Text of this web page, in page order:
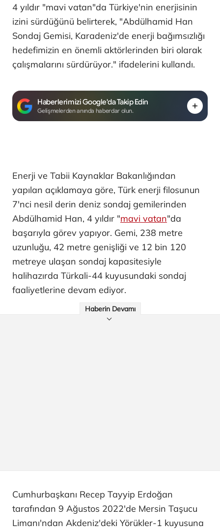
4 yıldır "mavi vatan"da Türkiye'nin enerjisinin
izini sürdüğünü belirterek, "Abdülhamid Han
Sondaj Gemisi, Karadeniz'de enerji bağımsızlığı
hedefimizin en önemli aktörlerinden biri olarak
çalışmalarını sürdürüyor." ifadelerini kullandı.
Haberlerimizi Google'da Takip Edin
Gelişmelerden anında haberdar olun.
Enerji ve Tabii Kaynaklar Bakanlığından
yapılan açıklamaya göre, Türk enerji filosunun
7'nci nesil derin deniz sondaj gemilerinden
Abdülhamid Han, 4 yıldır "mavi vatan"da
başarıyla görev yapıyor. Gemi, 238 metre
uzunluğu, 42 metre genişliği ve 12 bin 120
metreye ulaşan sondaj kapasitesiyle
halihazırda Türkali-44 kuyusundaki sondaj
faaliyetlerine devam ediyor.
Haberin Devamı
Cumhurbaşkanı Recep Tayyip Erdoğan
tarafından 9 Ağustos 2022'de Mersin Taşucu
Limanı'ndan Akdeniz'deki Yörükler-1 kuyusuna